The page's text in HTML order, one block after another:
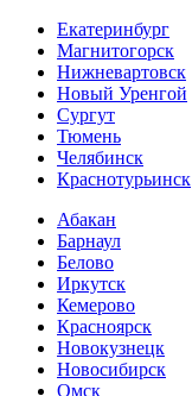
Екатеринбург
Магнитогорск
Нижневартовск
Новый Уренгой
Сургут
Тюмень
Челябинск
Краснотурьинск
Абакан
Барнаул
Белово
Иркутск
Кемерово
Красноярск
Новокузнецк
Новосибирск
Омск